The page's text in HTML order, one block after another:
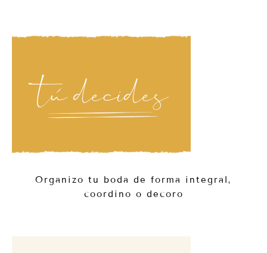
Organizo tu boda de forma integral,
coordino o decoro